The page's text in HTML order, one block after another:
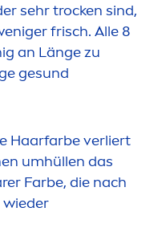
sehr trocken sind,
frisch. Alle 8
an Länge zu
gesund
Haarfarbe verliert
umhüllen das
Farbe, die nach
wieder